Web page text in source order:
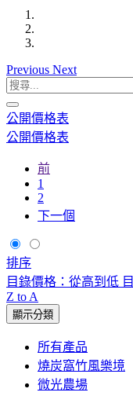
Previous Next
公開價格表
公開價格表
前
1
2
下一個
排序
目錄價格：從高到低
Z to A
顯示分類
所有產品
燒炭窩竹風樂境
微光農場